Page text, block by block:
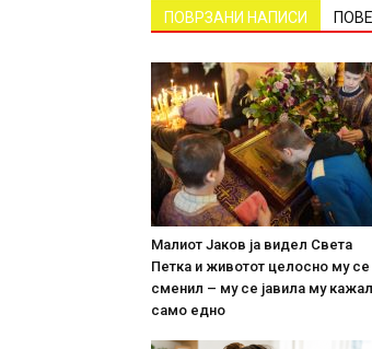
ПОВРЗАНИ НАПИСИ
Малиот Јаков ја видел Света
Петка и животот целосно му се
сменил – му се јавила му
само едно